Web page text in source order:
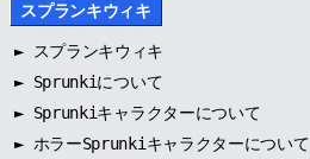
スプランキウィキ
►
スプランキウィキ
► Sprunkiについて
► Sprunkiキャラクターについて
► ホラーSprunkiキャラクターについて